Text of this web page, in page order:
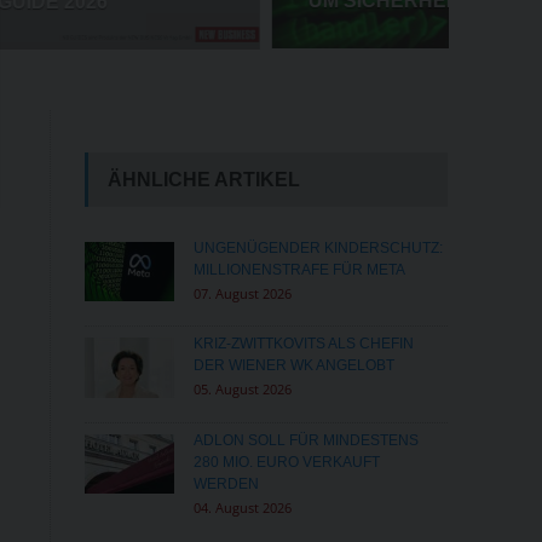
ÄHNLICHE ARTIKEL
UNGENÜGENDER KINDERSCHUTZ:
MILLIONENSTRAFE FÜR META
07. August 2026
KRIZ-ZWITTKOVITS ALS CHEFIN
DER WIENER WK ANGELOBT
05. August 2026
ADLON SOLL FÜR MINDESTENS
280 MIO. EURO VERKAUFT
WERDEN
04. August 2026